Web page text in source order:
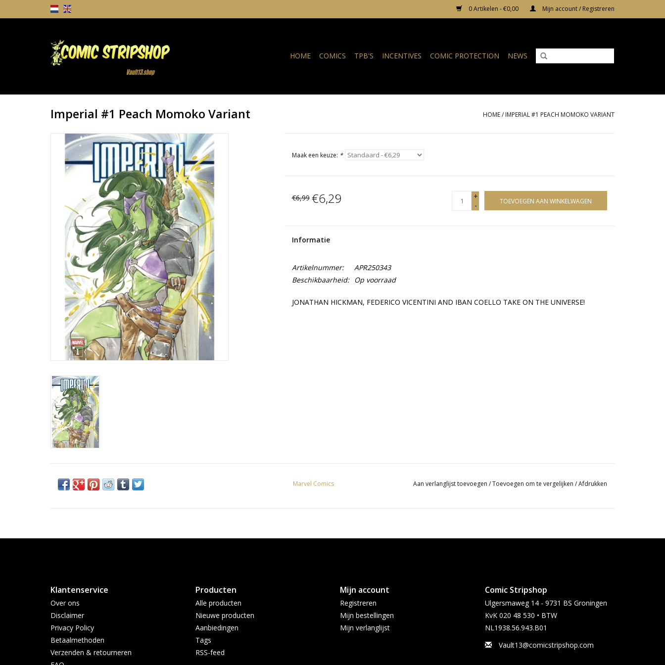
0 Artikelen - €0,00 Mijn account / Registreren
HOME COMICS TPB'S INCENTIVES COMIC PROTECTION NEWS
Imperial #1 Peach Momoko Variant HOME/ IMPERIAL #1 PEACH MOMOKO VARIANT
Maak een keuze: *
€6,99 €6,29
+
-
TOEVOEGEN AAN WINKELWAGEN
Informatie
Artikelnummer:
APR250343
Beschikbaarheid:
Op voorraad
JONATHAN HICKMAN, FEDERICO VICENTINI AND IBAN COELLO TAKE ON THE UNIVERSE!
Marvel Comics Aan verlanglijst toevoegen /Toevoegen om te vergelijken /Afdrukken
Klantenservice
Over ons
Disclaimer
Privacy Policy
Betaalmethoden
Verzenden & retourneren
Producten
Alle producten
Nieuwe producten
Aanbiedingen
Tags
RSS-feed
Mijn account
Registreren
Mijn bestellingen
Mijn verlanglijst
Comic Stripshop
Ulgersmaweg 14 - 9731 BS Groningen
KvK 020 48 530 • BTW
NL1938.56.943.B01
Vault13@comicstripshop.com